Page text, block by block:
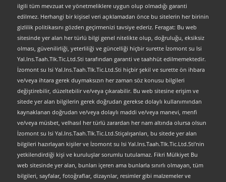
ilgili tüm mevzuat ve yönetmeliklere uygun olup olmadığı garanti
edilmez. Herhangi bir kişisel veri açıklamadan önce bu sitelerin her birinin
gizlilik politikasını gözden geçirmenizi tavsiye ederiz. Feragat: Bu web
sitesinde yer alan her türlü bilgi genel nitelikte olup, doğruluğu, eksiksiz
olması, güvenilirliği, yeterliliği ve güncelliği hiçbir surette İzomont su Isi
Yal.Ins.Taah.Tlk.Tic.Ltd.Sti tarafından garanti ve taahhüt edilmemektedir.
İzomont su Isi Yal.Ins.Taah.Tlk.Tic.Ltd.Sti hiçbir şekil ve surette ön ihbara
ve/veya ihtara gerek duymaksızın her zaman söz konusu bilgileri
değiştirebilir, düzeltebilir ve/veya çıkarabilir. Bu web sitesine erişim ve
sitede yer alan bilgilerin gerek doğrudan gerekse dolaylı kullanımından
kaynaklanan doğrudan ve/veya dolaylı maddi ve/veya manevi, menfi
ve/veya müsbet, velhasıl her türlü zarardan her nam altında olursa olsun
İzomont su Isi Yal.Ins.Taah.Tlk.Tic.Ltd.Stiçalışanları, bu sitede yer alan
bilgileri hazırlayan kişiler ve İzomont su Isi Yal.Ins.Taah.Tlk.Tic.Ltd.Sti’nin
yetkilendirdiği kişi ve kuruluşlar sorumlu tutulamaz. Fikri Mülkiyet Bu
web sitesinde yer alan, bunları içeren ama bunlarla sınırlı olmayan, tüm
bilgileri, sayfalar, fotoğraflar, dizaynlar, resimler gibi malzemeler ve